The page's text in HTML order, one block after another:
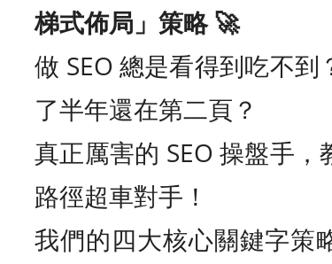
梯式佈局」策略 🚀
做 SEO 總是看得到吃不到
了半年還在第二頁？
真正厲害的 SEO 操盤手，
路徑超車對手！
我們的四大核心關鍵字策